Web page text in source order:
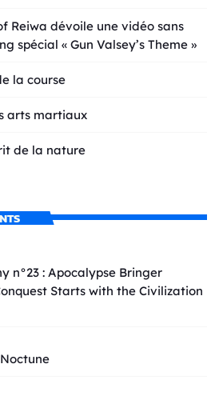
Reiwa dévoile une vidéo sans
spécial « Gun Valsey’s Theme »
la course
arts martiaux
de la nature
n°23 : Apocalypse Bringer
Starts with the Civilization